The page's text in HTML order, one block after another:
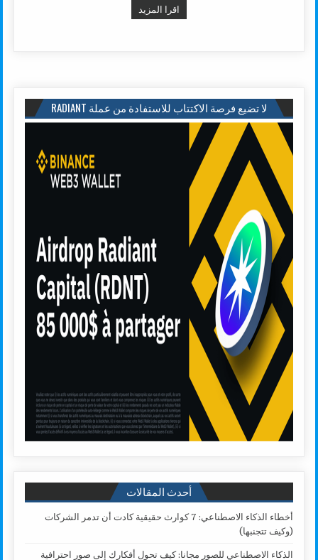
اقرا المزيد
لا تضيع فرصة الاكتتاب للاستفادة من عملة RADIANT
أحدث المقالات
أخطاء الذكاء الاصطناعي: 7 كوارث حقيقية كادت أن تدمر الشركات
(وكيف تتجنبها)
الذكاء الاصطناعي للصور مجانا: كيف تحول أفكارك إلى صور احترافية